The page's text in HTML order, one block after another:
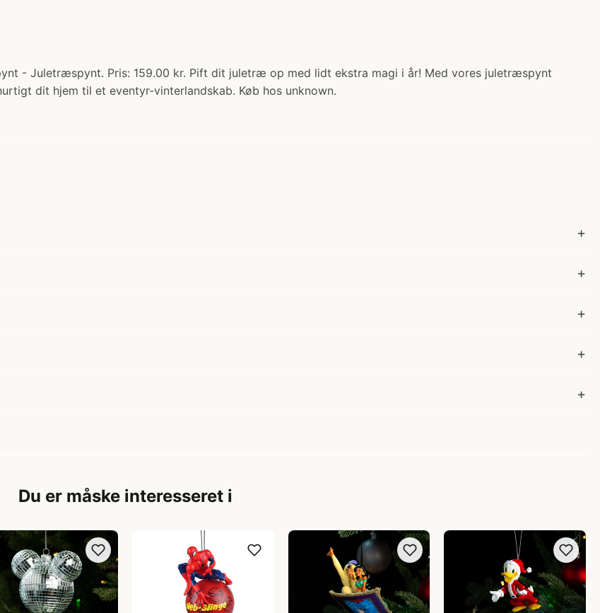
- Juletræspynt. Pris: 159.00 kr. Pift dit juletræ op med lidt ekstra magi i år! Med vores juletræspynt
dit hjem til et eventyr-vinterlandskab. Køb hos unknown.
Du er måske interesseret i